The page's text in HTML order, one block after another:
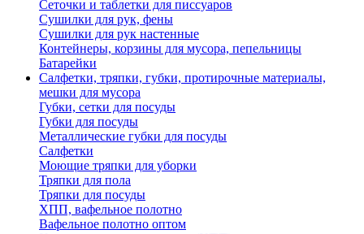
Сеточки и таблетки для писсуаров
Сушилки для рук, фены
Сушилки для рук настенные
Контейнеры, корзины для мусора, пепельницы
Батарейки
Салфетки, тряпки, губки, протирочные материалы,
мешки для мусора
Губки, сетки для посуды
Губки для посуды
Металлические губки для посуды
Салфетки
Моющие тряпки для уборки
Тряпки для пола
Тряпки для посуды
ХПП, вафельное полотно
Вафельное полотно оптом